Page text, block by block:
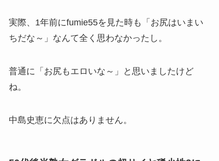
実際、1年前にfumie55を見た時も「お尻はいまい
ちだな～」なんて全く思わなかったし。
普通に「お尻もエロいな～」と思いましたけど
ね。
中島史恵に欠点はありません。